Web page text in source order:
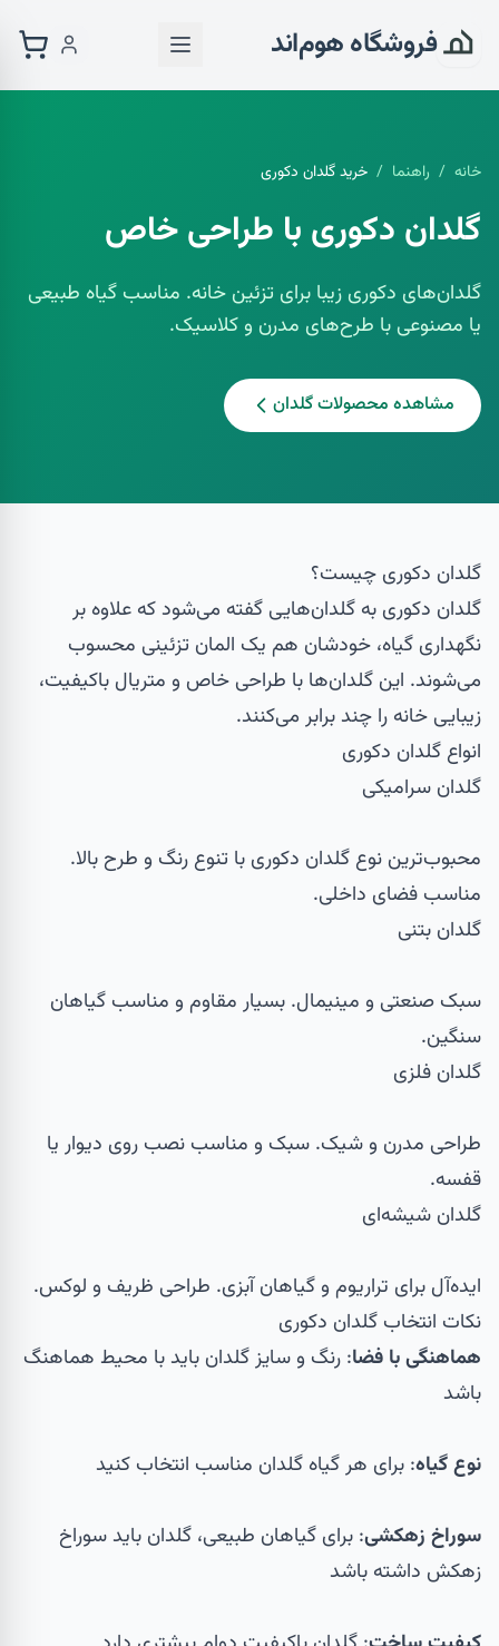
فروشگاه هوم‌اند
خانه / راهنما / خرید گلدان دکوری
گلدان دکوری با طراحی خاص
گلدان‌های دکوری زیبا برای تزئین خانه. مناسب گیاه طبیعی
یا مصنوعی با طرح‌های مدرن و کلاسیک.
مشاهده محصولاتگلدان
گلدان دکوری چیست؟
گلدان دکوری به گلدان‌هایی گفته می‌شود که علاوه بر
نگهداری گیاه، خودشان هم یک المان تزئینی محسوب
می‌شوند. این گلدان‌ها با طراحی خاص و متریال باکیفیت،
زیبایی خانه را چند برابر می‌کنند.
انواع گلدان دکوری
گلدان سرامیکی
محبوب‌ترین نوع گلدان دکوری با تنوع رنگ و طرح بالا.
مناسب فضای داخلی.
گلدان بتنی
سبک صنعتی و مینیمال. بسیار مقاوم و مناسب گیاهان
سنگین.
گلدان فلزی
طراحی مدرن و شیک. سبک و مناسب نصب روی دیوار یا
قفسه.
گلدان شیشه‌ای
ایده‌آل برای تراریوم و گیاهان آبزی. طراحی ظریف و لوکس.
نکات انتخاب گلدان دکوری
هماهنگی با فضا: رنگ و سایز گلدان باید با محیط هماهنگ
باشد
نوع گیاه: برای هر گیاه گلدان مناسب انتخاب کنید
سوراخ زهکشی: برای گیاهان طبیعی، گلدان باید سوراخ
زهکش داشته باشد